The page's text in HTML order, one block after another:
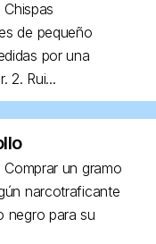
Chispas
de pequeño
por una
2. Rui...
Comprar un gramo
narcotraficante
negro para su